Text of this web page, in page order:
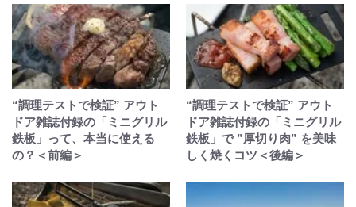
“調理テストで検証” アウト
ドア雑誌付録の「ミニグリル
鉄板」って、本当に使える
の？＜前編＞
“調理テストで検証” アウト
ドア雑誌付録の「ミニグリル
鉄板」で ”厚切り肉” を美味
しく焼くコツ＜後編＞